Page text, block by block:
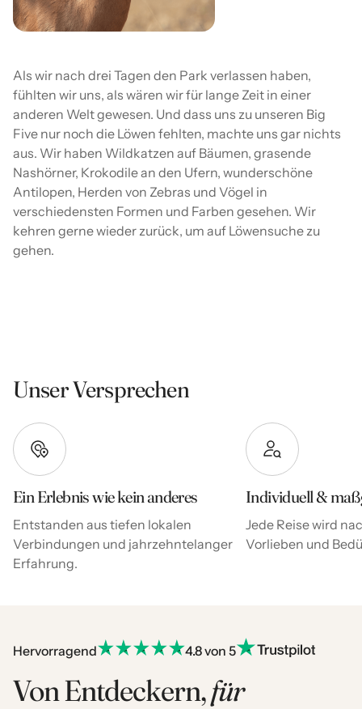
Als wir nach drei Tagen den Park verlassen haben,
fühlten wir uns, als wären wir für lange Zeit in einer
anderen Welt gewesen. Und dass uns zu unseren Big
Five nur noch die Löwen fehlten, machte uns gar nichts
aus. Wir haben Wildkatzen auf Bäumen, grasende
Nashörner, Krokodile an den Ufern, wunderschöne
Antilopen, Herden von Zebras und Vögel in
verschiedensten Formen und Farben gesehen. Wir
kehren gerne wieder zurück, um auf Löwensuche zu
gehen.
Unser Versprechen
Ein Erlebnis wie kein anderes
Entstanden aus tiefen lokalen
Verbindungen und jahrzehntelanger
Erfahrung.
Individuell &
Jede Reise wird
Vorlieben und
Hervorragend 4.8 von 5
Von Entdeckern,für